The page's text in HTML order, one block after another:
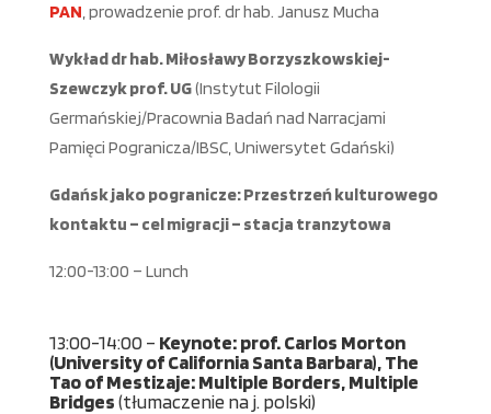
PAN, prowadzenie prof. dr hab. Janusz Mucha
Wykład dr hab. Miłosławy Borzyszkowskiej-
Szewczyk prof. UG(Instytut Filologii
Germańskiej/Pracownia Badań nad Narracjami
Pamięci Pogranicza/IBSC, Uniwersytet Gdański)
Gdańsk jako pogranicze: Przestrzeńkulturowego
kontaktu – cel migracji– stacja tranzytowa
12:00-13:00 – Lunch
13:00-14:00 – Keynote: prof. Carlos Morton
(University of California Santa Barbara), The
Tao of Mestizaje: Multiple Borders, Multiple
Bridges(tłumaczenie na j. polski)